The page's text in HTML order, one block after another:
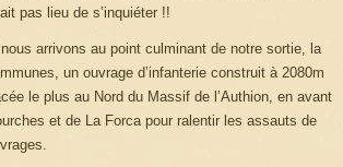
pas lieu de s’inquiéter !!
arrivons au point culminant de notre sortie, la
un ouvrage d’infanterie construit à 2080m
le plus au Nord du Massif de l’Authion, en avant
et de La Forca pour ralentir les assauts de